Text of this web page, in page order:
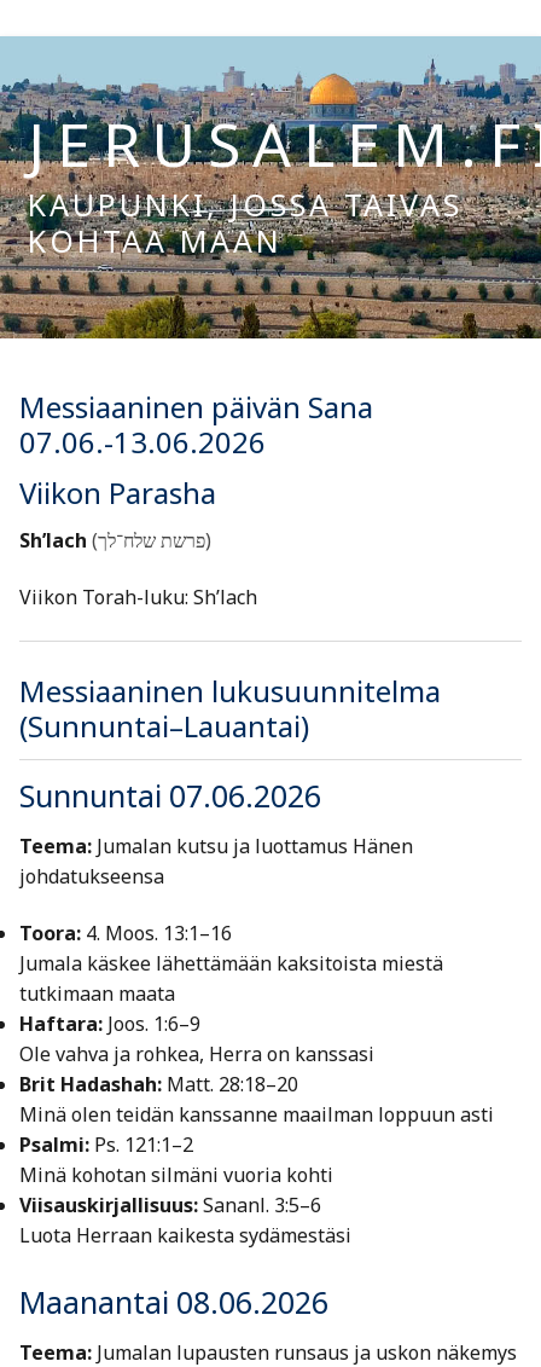
sisältöön
KAUPUNKI, JOSSA TAIVAS
KOHTAA MAAN
Hae:
Messiaaninen päivän Sana
07.06.-13.06.2026
Viikon Parasha
Sh’lach (פרשת שלח־לך)
Viikon Torah-luku: Sh’lach
Messiaaninen lukusuunnitelma
(Sunnuntai–Lauantai)
Sunnuntai 07.06.2026
Teema: Jumalan kutsu ja luottamus Hänen
johdatukseensa
Toora: 4. Moos. 13:1–16
Jumala käskee lähettämään kaksitoista miestä
tutkimaan maata
Haftara: Joos. 1:6–9
Ole vahva ja rohkea, Herra on kanssasi
Brit Hadashah: Matt. 28:18–20
Minä olen teidän kanssanne maailman loppuun asti
Psalmi: Ps. 121:1–2
Minä kohotan silmäni vuoria kohti
Viisauskirjallisuus:Sananl. 3:5–6
Luota Herraan kaikesta sydämestäsi
Maanantai 08.06.2026
Teema: Jumalan lupausten runsaus ja uskon näkemys